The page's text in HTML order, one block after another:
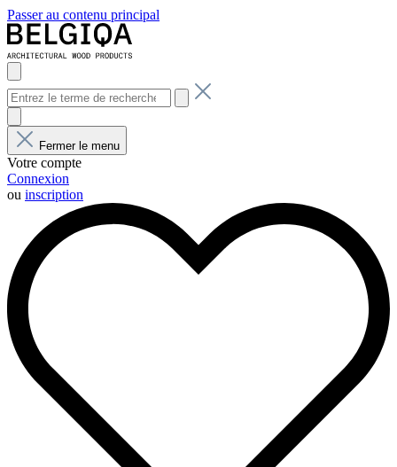
Passer au contenu principal
Fermer le menu
Votre compte
Connexion
ou inscription